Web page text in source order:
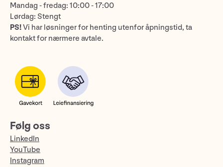
Mandag - fredag: 10:00 - 17:00
Lørdag: Stengt
PS!Vi har løsninger for henting utenfor åpningstid, ta
kontakt for nærmere avtale.
Følg oss
LinkedIn
YouTube
Instagram